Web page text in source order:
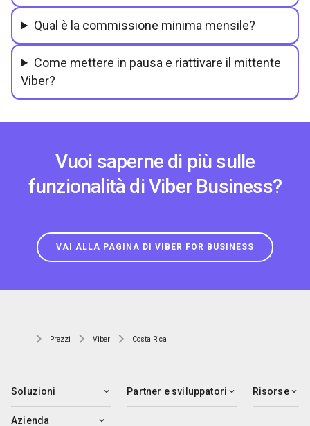
Qual è la commissione minima mensile?
Come mettere in pausa e riattivare il mittente
Viber?
Vuoi saperne di più sulle
funzionalità di Viber Business?
VAI ALLA PAGINA DI VIBER FOR BUSINESS
Prezzi Viber Costa Rica
Soluzioni Partner e sviluppatori Risorse
Azienda